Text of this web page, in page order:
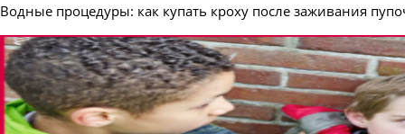
Водные процедуры: как купать кроху после заживания